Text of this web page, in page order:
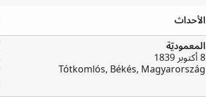
الأحداث
المعموديّة
8 أكتوبر 1839
Tótkomlós, Békés, Magyarország